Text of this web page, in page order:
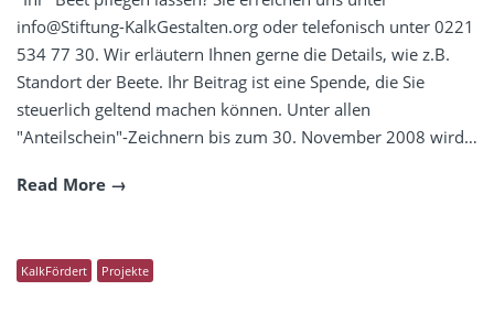
info@Stiftung-KalkGestalten.org oder telefonisch unter 0221
534 77 30. Wir erläutern Ihnen gerne die Details, wie z.B.
Standort der Beete. Ihr Beitrag ist eine Spende, die Sie
steuerlich geltend machen können. Unter allen
"Anteilschein"-Zeichnern bis zum 30. November 2008 wird…
Read More
KalkFördert Projekte